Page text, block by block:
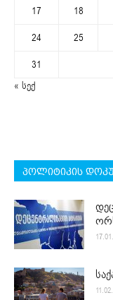
17
18
24
25
31
« სექ
პოლიტიკის